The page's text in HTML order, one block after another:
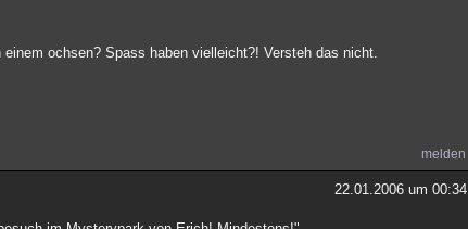
ochsen? Spass haben vielleicht?! Versteh das nicht.
melden
22.01.2006 um 00:34